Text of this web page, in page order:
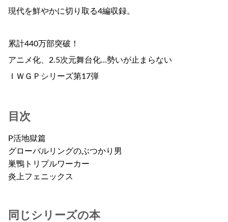
現代を鮮やかに切り取る4編収録。
累計440万部突破！
アニメ化、2.5次元舞台化…勢いが止まらない
ＩＷＧＰシリーズ第17弾
目次
P活地獄篇
グローバルリングのぶつかり男
巣鴨トリプルワーカー
炎上フェニックス
同じシリーズの本